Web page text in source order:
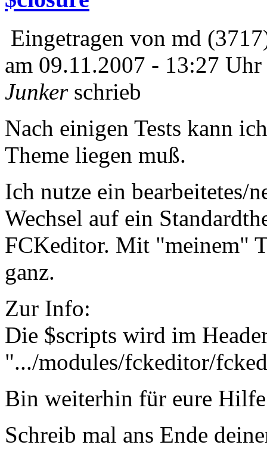
Eingetragen von md
am 09.11.2007 - 13:27 Uhr
Junkerschrieb
Nach einigen Tests kann
Theme liegen muß.
Ich nutze ein bearbeitetes/
Wechsel auf ein
FCKeditor. Mit "meinem"
ganz.
Zur Info:
Die $scripts wird im
".../modules/fckeditor/
Bin weiterhin für eure
Schreib mal ans Ende